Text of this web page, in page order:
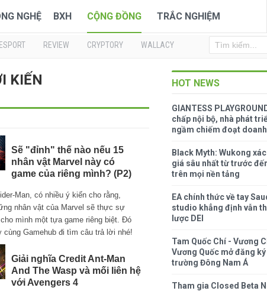
NGHỆ BXH CỘNG ĐỒNG TRẮC NGHIỆM
ESPORT REVIEW CRYPTORY WALLACY
KIẾN
Sẽ "đỉnh" thế nào nếu 15
nhân vật Marvel này có
game của riêng mình? (P2)
Man, có nhiều ý kiến cho rằng,
nhân vật của Marvel sẽ thực sự
mình một tựa game riêng biệt. Đó
cùng Gamehub đi tìm câu trả lời nhé!
Giải nghĩa Credit Ant-Man
And The Wasp và mối liên hệ
với Avengers 4
HOT NEWS
GIANTESS
chấp nội bộ, nhà phát
ngầm chiếm đoạt
Black Myth: Wukong
giá sâu nhất từ trước
trên mọi nền tảng
EA chính thức về tay
studio khẳng định vẫn
lược DEI
Tam Quốc Chí - Vương
Vương Quốc mở đăng
trường Đông Nam Á
Tham gia Closed Beta